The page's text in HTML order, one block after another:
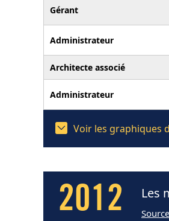
Gérant
Administrateur
Architecte associé
Administrateur
Voir les graphiques
2012 Les
Source